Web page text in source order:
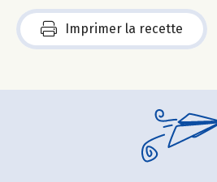
Imprimer la recette